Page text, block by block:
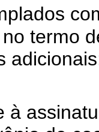
termo
à